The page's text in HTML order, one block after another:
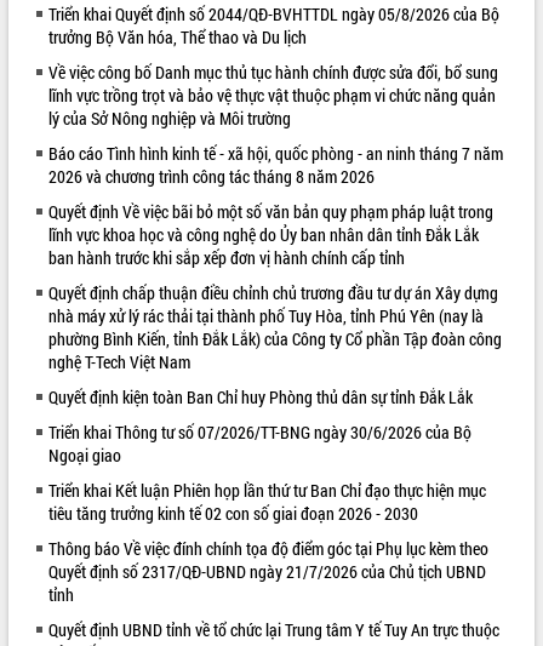
VIDEO
Trailer Lễ hội Sầu riêng Đắk Lắk năm
2026
Khám bệnh, cấp phát thuốc miễn phí
và tặng quà người dân xã Cư Pui
Hội nghị UBND tỉnh Đắk Lắk thường kỳ
tháng 7/2026
Lễ truy tặng danh hiệu “Bà Mẹ Việt
Nam Anh hùng” và trao Huân chương
Lao động
UBND tỉnh Đắk Lắk triển khai nhiệm
ALBUM ẢNH
Triển khai Quyết định số 2044/QĐ-BVHTTDL ngày 05/8/2026 của Bộ
trưởng Bộ Văn hóa, Thể thao và Du lịch
Về việc công bố Danh mục thủ tục hành chính được sửa đổi, bổ sung
lĩnh vực trồng trọt và bảo vệ thực vật thuộc phạm vi chức năng quản
lý của Sở Nông nghiệp và Môi trường
Báo cáo Tình hình kinh tế - xã hội, quốc phòng - an ninh tháng 7 năm
2026 và chương trình công tác tháng 8 năm 2026
Quyết định Về việc bãi bỏ một số văn bản quy phạm pháp luật trong
lĩnh vực khoa học và công nghệ do Ủy ban nhân dân tỉnh Đắk Lắk
ban hành trước khi sắp xếp đơn vị hành chính cấp tỉnh
Quyết định chấp thuận điều chỉnh chủ trương đầu tư dự án Xây dựng
nhà máy xử lý rác thải tại thành phố Tuy Hòa, tỉnh Phú Yên (nay là
phường Bình Kiến, tỉnh Đắk Lắk) của Công ty Cổ phần Tập đoàn công
nghệ T-Tech Việt Nam
Quyết định kiện toàn Ban Chỉ huy Phòng thủ dân sự tỉnh Đắk Lắk
Triển khai Thông tư số 07/2026/TT-BNG ngày 30/6/2026 của Bộ
Ngoại giao
Triển khai Kết luận Phiên họp lần thứ tư Ban Chỉ đạo thực hiện mục
tiêu tăng trưởng kinh tế 02 con số giai đoạn 2026 - 2030
Thông báo Về việc đính chính tọa độ điểm góc tại Phụ lục kèm theo
Quyết định số 2317/QĐ-UBND ngày 21/7/2026 của Chủ tịch UBND
tỉnh
Quyết định UBND tỉnh về tổ chức lại Trung tâm Y tế Tuy An trực thuộc